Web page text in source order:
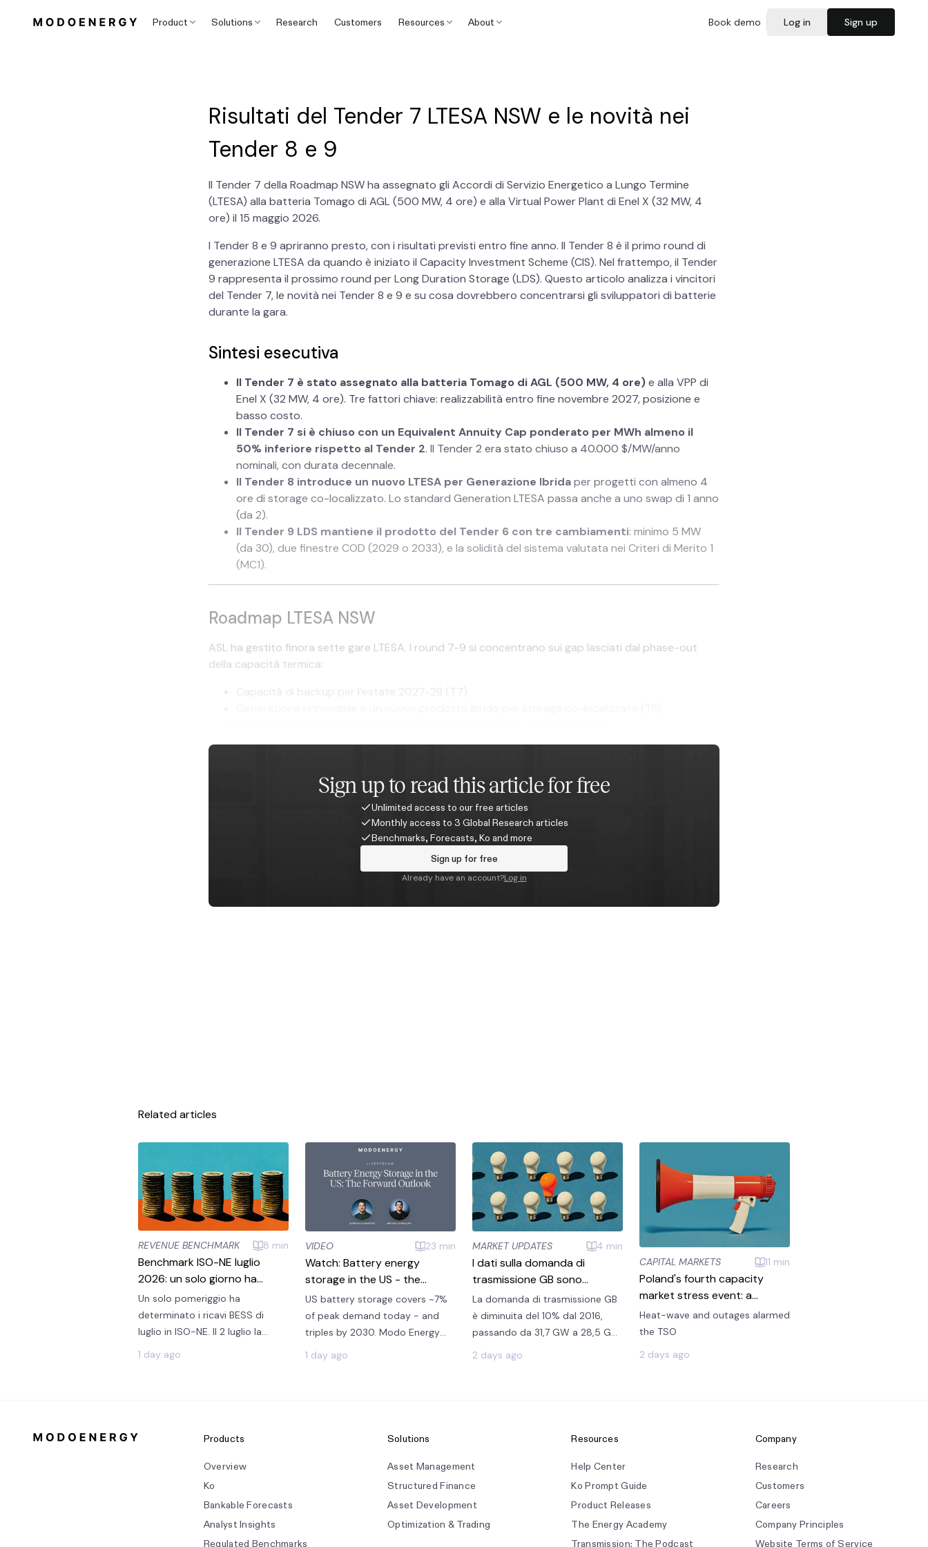
Product Solutions Research Customers Resources About Book demo Log in Sign up
Risultati del Tender 7 LTESA NSW e le novità nei
Tender 8 e 9
Il Tender 7 della Roadmap NSW ha assegnato gli Accordi di Servizio Energetico a Lungo Termine
(LTESA) alla batteria Tomago di AGL (500 MW, 4 ore) e alla Virtual Power Plant di Enel X (32 MW, 4
ore) il 15 maggio 2026.
I Tender 8 e 9 apriranno presto, con i risultati previsti entro fine anno. Il Tender 8 è il primo round di
generazione LTESA da quando è iniziato il Capacity Investment Scheme (CIS). Nel frattempo, il Tender
9 rappresenta il prossimo round per Long Duration Storage (LDS). Questo articolo analizza i vincitori
del Tender 7, le novità nei Tender 8 e 9 e su cosa dovrebbero concentrarsi gli sviluppatori di batterie
durante la gara.
Sintesi esecutiva
Il Tender 7 è stato assegnato alla batteria Tomago di AGL (500 MW, 4 ore)e alla VPP di
Enel X (32 MW, 4 ore). Tre fattori chiave: realizzabilità entro fine novembre 2027, posizione e
basso costo.
Il Tender 7 si è chiuso con un Equivalent Annuity Cap ponderato per MWh almeno il
50% inferiore rispetto al Tender 2. Il Tender 2 era stato chiuso a 40.000 $/MW/anno
nominali, con durata decennale.
Il Tender 8 introduce un nuovo LTESA per Generazione Ibridaper progetti con almeno 4
ore di storage co-localizzato. Lo standard Generation LTESA passa anche a uno swap di 1 anno
(da 2).
Il Tender 9 LDS mantiene il prodotto del Tender 6 con tre cambiamenti: minimo 5 MW
(da 30), due finestre COD (2029 o 2033), e la solidità del sistema valutata nei Criteri di Merito 1
(MC1).
Roadmap LTESA NSW
ASL ha gestito finora sette gare LTESA. I round 7-9 si concentrano sui gap lasciati dal phase-out
della capacità termica:
Sign up to read this article for free
Unlimited access to our free articles
Monthly access to 3 Global Research articles
Benchmarks, Forecasts, Ko and more
Sign up for free
Already have an account?Log in
Related articles
REVENUE BENCHMARK 8 min
Benchmark ISO-NE luglio
2026: un solo giorno ha
generato il 33% dei ricavi
BESS
Un solo pomeriggio ha
determinato i ricavi BESS di
luglio in ISO-NE. Il 2 luglio la
domanda di sistema ha
luglio. Questo valore è stato 11
volte superiore alla media
1 day ago
VIDEO 23 min
Watch: Battery energy
storage in the US - the
forward outlook
US battery storage covers ~7%
of peak demand today - and
triples by 2030. Modo Energy
maps where BESS revenues
1 day ago
MARKET UPDATES 4 min
I dati sulla domanda di
trasmissione GB sono
disponibili su Ko: cosa
rivelano e come utilizzarli
La domanda di trasmissione GB
è diminuita del 10% dal 2016,
passando da 31,7 GW a 28,5 GW
nel 2025. Ko ora risponde alle
2 days ago
CAPITAL MARKETS 11 min
Poland's fourth capacity
market stress event: a
summer call on 4 August
2026
Heat-wave and outages alarmed
the TSO
2 days ago
Products
Overview
Ko
Bankable Forecasts
Analyst Insights
Regulated Benchmarks
Solutions
Asset Management
Structured Finance
Asset Development
Optimization & Trading
Resources
Help Center
Ko Prompt Guide
Product Releases
The Energy Academy
Transmission: The Podcast
Company
Research
Customers
Careers
Company Principles
Website Terms of Service